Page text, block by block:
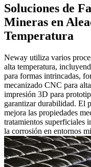
Soluciones de
Mineras en
Temperatura
Neway utiliza varios
alta temperatura,
para formas intrincadas,
mecanizado CNC para
impresión 3D para
garantizar durabilidad. El
mejora las propiedades
tratamientos superficiales
la corrosión en entornos